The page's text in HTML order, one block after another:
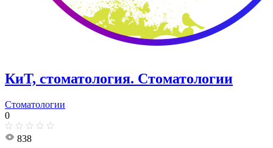
КиТ, стоматология. Стоматологии
Стоматологии
0
838